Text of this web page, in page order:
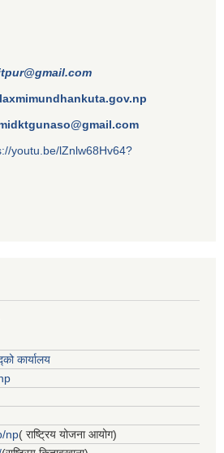
youtu.be/lZnlw68Hv64?
कार्यालय
np( राष्ट्रिय योजना आयोग)